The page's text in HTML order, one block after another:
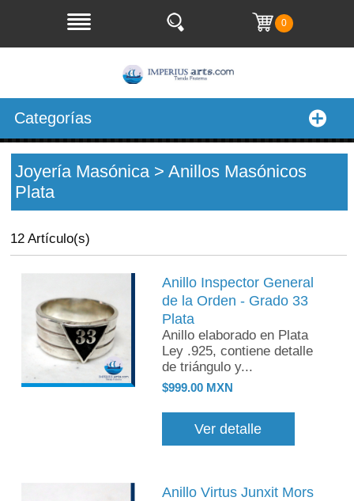
0
Categorías
Joyería Masónica > Anillos Masónicos
Plata
12 Artículo(s)
Anillo Inspector General
de la Orden - Grado 33
Plata
Anillo elaborado en Plata
Ley .925, contiene detalle
de triángulo y...
$999.00 MXN
Ver detalle
Anillo Virtus Junxit Mors